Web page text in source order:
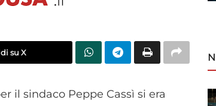
su X
il sindaco Peppe Cassì si era